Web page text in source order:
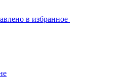
в избранное